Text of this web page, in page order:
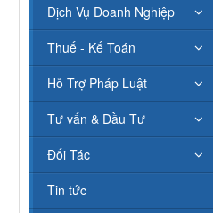
Dịch Vụ Doanh Nghiệp
Thuế - Kế Toán
Hỗ Trợ Pháp Luật
Tư vấn & Đầu Tư
Đối Tác
Tin tức